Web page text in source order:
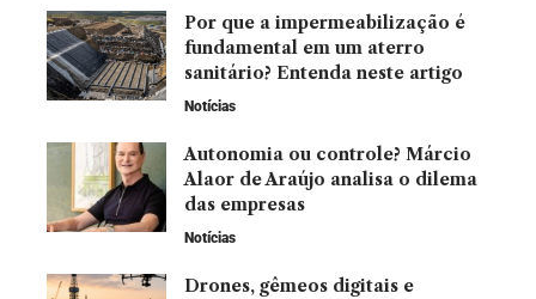
Por que a impermeabilização é
fundamental em um aterro
sanitário? Entenda neste artigo
Notícias
Autonomia ou controle? Márcio
Alaor de Araújo analisa o dilema
das empresas
Notícias
Drones, gêmeos digitais e